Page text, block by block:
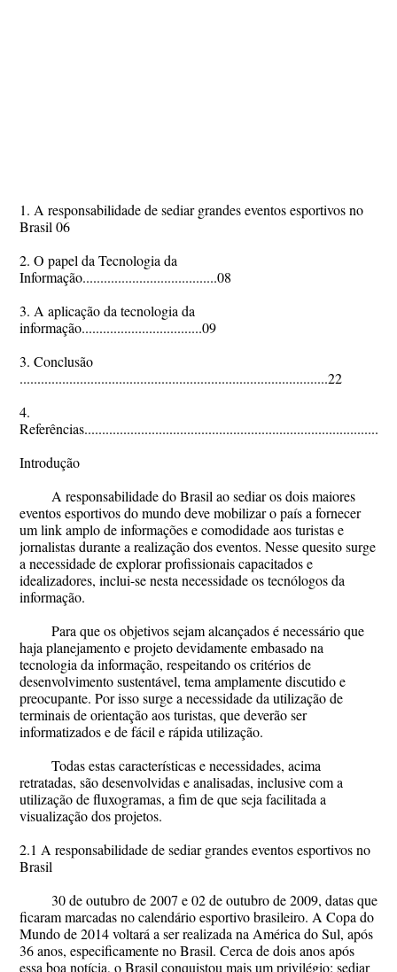
1. A responsabilidade de sediar grandes eventos esportivos no
Brasil 06
2. O papel da Tecnologia da
Informação......................................08
3. A aplicação da tecnologia da
informação..................................09
3. Conclusão
.......................................................................................22
4.
Introdução
A responsabilidade do Brasil ao sediar os dois maiores
eventos esportivos do mundo deve mobilizar o país a fornecer
um link amplo de informações e comodidade aos turistas e
jornalistas durante a realização dos eventos. Nesse quesito surge
a necessidade de explorar profissionais capacitados e
idealizadores, inclui-se nesta necessidade os tecnólogos da
informação.
Para que os objetivos sejam alcançados é necessário que
haja planejamento e projeto devidamente embasado na
tecnologia da informação, respeitando os critérios de
desenvolvimento sustentável, tema amplamente discutido e
preocupante. Por isso surge a necessidade da utilização de
terminais de orientação aos turistas, que deverão ser
informatizados e de fácil e rápida utilização.
Todas estas características e necessidades, acima
retratadas, são desenvolvidas e analisadas, inclusive com a
utilização de fluxogramas, a fim de que seja facilitada a
visualização dos projetos.
2.1 A responsabilidade de sediar grandes eventos esportivos no
Brasil
30 de outubro de 2007 e 02 de outubro de 2009, datas que
ficaram marcadas no calendário esportivo brasileiro. A Copa do
Mundo de 2014 voltará a ser realizada na América do Sul, após
36 anos, especificamente no Brasil. Cerca de dois anos após
essa boa notícia, o Brasil conquistou mais um privilégio: sediar